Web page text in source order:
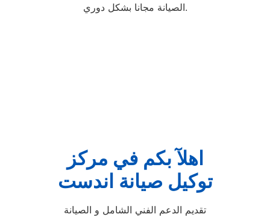
الصيانة مجانا بشكل دوري.
اهلآ بكم في مركز
توكيل صيانة اندست
تقديم الدعم الفني الشامل و الصيانة